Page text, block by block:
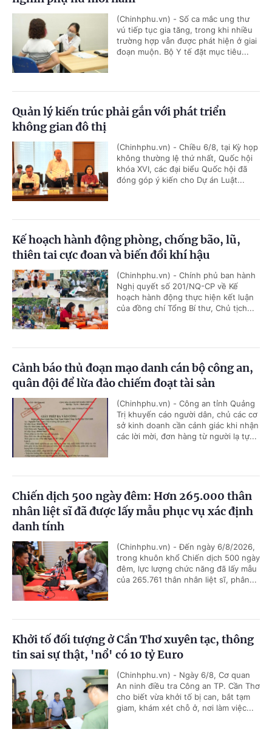
(Chinhphu.vn) - Số ca mắc ung thư
vú tiếp tục gia tăng, trong khi nhiều
trường hợp vẫn được phát hiện ở giai
đoạn muộn. Bộ Y tế đặt mục tiêu...
Quản lý kiến trúc phải gắn với phát triển
không gian đô thị
(Chinhphu.vn) - Chiều 6/8, tại Kỳ họp
không thường lệ thứ nhất, Quốc hội
khóa XVI, các đại biểu Quốc hội đã
đóng góp ý kiến cho Dự án Luật...
Kế hoạch hành động phòng, chống bão, lũ,
thiên tai cực đoan và biến đổi khí hậu
(Chinhphu.vn) - Chính phủ ban hành
Nghị quyết số 201/NQ-CP về Kế
hoạch hành động thực hiện kết luận
của đồng chí Tổng Bí thư, Chủ tịch...
Cảnh báo thủ đoạn mạo danh cán bộ công an,
quân đội để lừa đảo chiếm đoạt tài sản
(Chinhphu.vn) - Công an tỉnh Quảng
Trị khuyến cáo người dân, chủ các cơ
sở kinh doanh cần cảnh giác khi nhận
các lời mời, đơn hàng từ người lạ tự...
Chiến dịch 500 ngày đêm: Hơn 265.000 thân
nhân liệt sĩ đã được lấy mẫu phục vụ xác định
danh tính
(Chinhphu.vn) - Đến ngày 6/8/2026,
trong khuôn khổ Chiến dịch 500 ngày
đêm, lực lượng chức năng đã lấy mẫu
của 265.761 thân nhân liệt sĩ, phân...
Khởi tố đối tượng ở Cần Thơ xuyên tạc, thông
tin sai sự thật, 'nổ' có 10 tỷ Euro
(Chinhphu.vn) - Ngày 6/8, Cơ quan
An ninh điều tra Công an TP. Cần Thơ
cho biết vừa khởi tố bị can, bắt tạm
giam, khám xét chỗ ở, nơi làm việc...